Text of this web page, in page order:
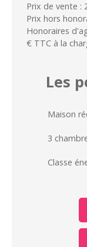
Prix de vente :
Prix hors
Honoraires
€ TTC à la
Les
Maison
3
Classe